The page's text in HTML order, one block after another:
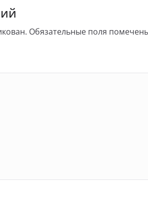
Обязательные поля